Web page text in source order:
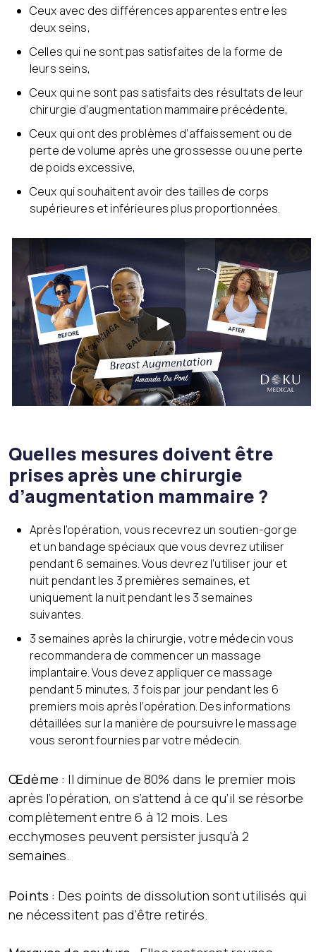
Ceux avec des différences apparentes entre les
deux seins,
Celles qui ne sont pas satisfaites de la forme de
leurs seins,
Ceux qui ne sont pas satisfaits des résultats de leur
chirurgie d’augmentation mammaire précédente,
Ceux qui ont des problèmes d’affaissement ou de
perte de volume après une grossesse ou une perte
de poids excessive,
Ceux qui souhaitent avoir des tailles de corps
supérieures et inférieures plus proportionnées.
Quelles mesures doivent être
prises après une chirurgie
d’augmentation mammaire ?
Après l’opération, vous recevrez un soutien-gorge
et un bandage spéciaux que vous devrez utiliser
pendant 6 semaines. Vous devrez l’utiliser jour et
nuit pendant les 3 premières semaines, et
uniquement la nuit pendant les 3 semaines
suivantes.
3 semaines après la chirurgie, votre médecin vous
recommandera de commencer un massage
implantaire. Vous devez appliquer ce massage
pendant 5 minutes, 3 fois par jour pendant les 6
premiers mois après l’opération. Des informations
détaillées sur la manière de poursuivre le massage
vous seront fournies par votre médecin.
Œdème : Il diminue de 80% dans le premier mois
après l’opération, on s’attend à ce qu’il se résorbe
complètement entre 6 à 12 mois. Les
ecchymoses peuvent persister jusqu’à 2
semaines.
Points : Des points de dissolution sont utilisés qui
ne nécessitent pas d’être retirés.